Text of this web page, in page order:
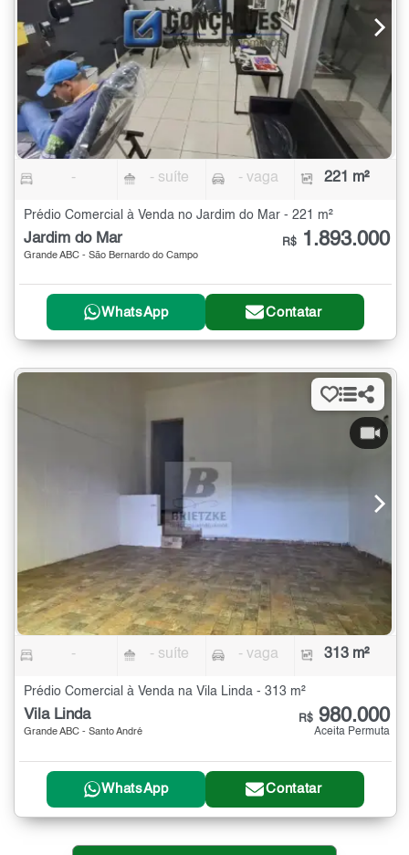
- - suíte - vaga 221 m²
Prédio Comercial à Venda no Jardim do Mar - 221 m²
Jardim do Mar
Grande ABC - São Bernardo do Campo
R$ 1.893.000
WhatsApp Contatar
- - suíte - vaga 313 m²
Prédio Comercial à Venda na Vila Linda - 313 m²
Vila Linda
Grande ABC - Santo André
R$ 980.000
Aceita Permuta
WhatsApp Contatar